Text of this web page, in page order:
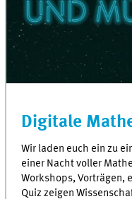
Digitale
Wir laden euch ein zu
einer Nacht voller
Workshops, Vorträgen,
Quiz zeigen